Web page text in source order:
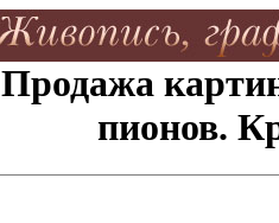
Продажа
пионов.